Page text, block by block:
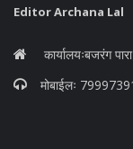
Editor Archana Lal
कार्यालयःबजरंग
मोबाईलः